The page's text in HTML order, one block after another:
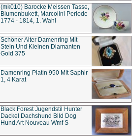
(mk010) Barocke Meissen Tasse,
Blumenbukett, Marcolini Periode
1774 - 1814, 1. Wahl
Schöner Alter Damenring Mit
Stein Und Kleinen Diamanten
Gold 375
Damenring Platin 950 Mit Saphir
1, 4 Karat
Black Forest Jugendstil Hunter
Dackel Dachshund Bild Dog
Hund Art Nouveau Wmf S